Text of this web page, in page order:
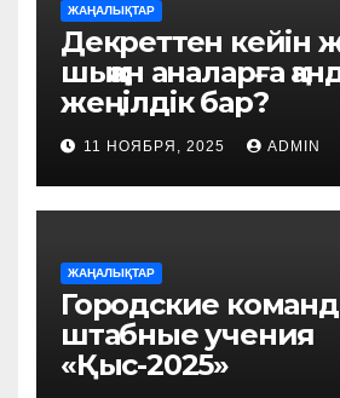
ЖАҢАЛЫҚТАР
Декреттен кейін
шыққан аналарға
жеңілдік бар?
11 НОЯБРЯ, 2025 ADMIN
ЖАҢАЛЫҚТАР
Городские
штабные учения
«Қыс-2025»